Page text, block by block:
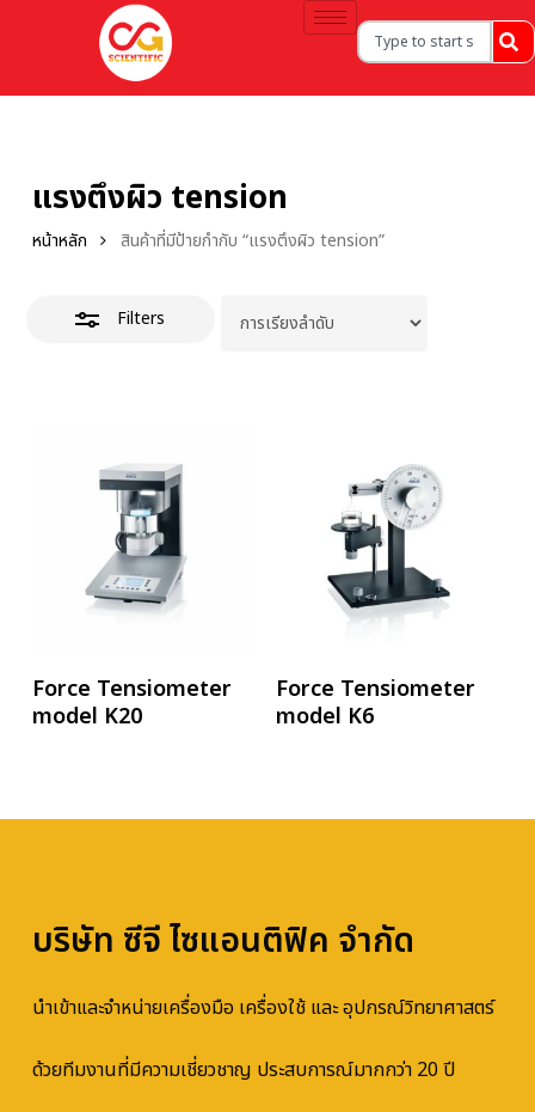
แรงตึงผิว tension
หน้าหลัก สินค้าที่มีป้ายกำกับ “แรงตึงผิว tension”
Filters
อ่านเพิ่ม
Force Tensiometer
model K20
อ่านเพิ่ม
Force Tensiometer
model K6
บริษัท ซีจี ไซแอนติฟิค จำกัด
นำเข้าและจำหน่ายเครื่องมือ เครื่องใช้ และ อุปกรณ์วิทยาศาสตร์
ด้วยทีมงานที่มีความเชี่ยวชาญ ประสบการณ์มากกว่า 20 ปี